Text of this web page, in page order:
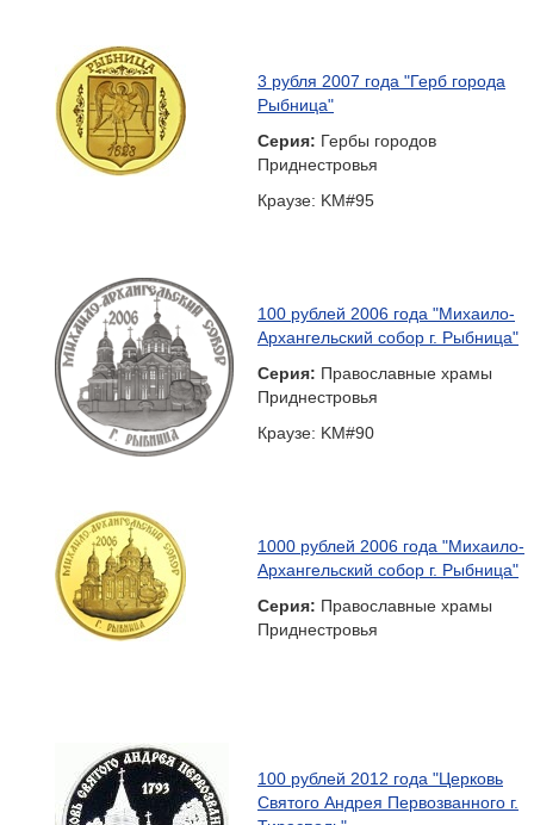
3 рубля 2007 года "Герб города
Рыбница"
Серия: Гербы городов
Приднестровья
Краузе: KM#95
100 рублей 2006 года "Михаило-
Архангельский собор г. Рыбница"
Серия: Православные храмы
Приднестровья
Краузе: KM#90
1000 рублей 2006 года "Михаило-
Архангельский собор г. Рыбница"
Серия: Православные храмы
Приднестровья
100 рублей 2012 года "Церковь
Святого Андрея Первозванного г.